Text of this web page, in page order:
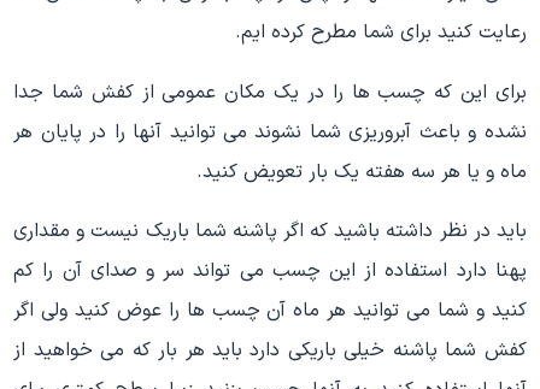
رعایت کنید برای شما مطرح کرده ایم.
برای این که چسب ها را در یک مکان عمومی از کفش شما جدا
نشده و باعث آبروریزی شما نشوند می توانید آنها را در پایان هر
ماه و یا هر سه هفته یک بار تعویض کنید.
باید در نظر داشته باشید که اگر پاشنه شما باریک نیست و مقداری
پهنا دارد استفاده از این چسب می تواند سر و صدای آن را کم
کنید و شما می توانید هر ماه آن چسب ها را عوض کنید ولی اگر
کفش شما پاشنه خیلی باریکی دارد باید هر بار که می خواهید از